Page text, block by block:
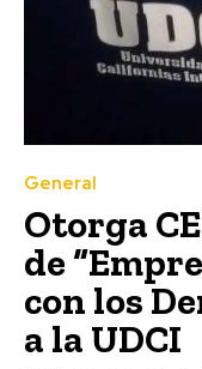
General
Otorga
de
con los
a la UDCI